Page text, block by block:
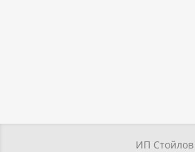
ИП